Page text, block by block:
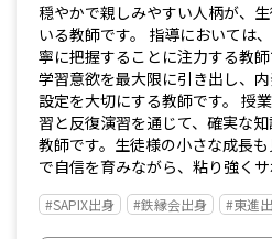
穏やかで親しみやすい人柄が、
いる教師です。 指導においては
寧に把握することに注力する教
学習意欲を最大限に引き出し、
設定を大切にする教師です。 授
習と反復演習を通じて、確実な
教師です。生徒様の小さな成長
で自信を育みながら、粘り強くサ
#SAPIX出身 #鉄縁会出身 #東進